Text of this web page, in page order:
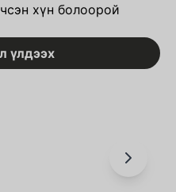
хүн болоорой
үлдээх